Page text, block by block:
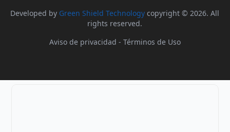
Developed by Green Shield Technology copyright © 2026. All
rights reserved.
Aviso de privacidad - Términos de Uso